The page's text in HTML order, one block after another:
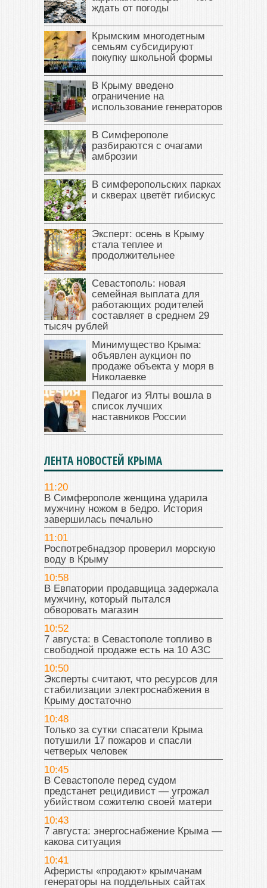
ждать от погоды
Крымским многодетным
семьям субсидируют
покупку школьной формы
В Крыму введено
ограничение на
использование генераторов
В Симферополе
разбираются с очагами
амброзии
В симферопольских парках
и скверах цветёт гибискус
Эксперт: осень в Крыму
стала теплее и
продолжительнее
Севастополь: новая
семейная выплата для
работающих родителей
составляет в среднем 29
тысяч рублей
Минимущество Крыма:
объявлен аукцион по
продаже объекта у моря в
Николаевке
Педагог из Ялты вошла в
список лучших
наставников России
ЛЕНТА НОВОСТЕЙ КРЫМА
11:20
В Симферополе женщина ударила
мужчину ножом в бедро. История
завершилась печально
11:01
Роспотребнадзор проверил морскую
воду в Крыму
10:58
В Евпатории продавщица задержала
мужчину, который пытался
обворовать магазин
10:52
7 августа: в Севастополе топливо в
свободной продаже есть на 10 АЗС
10:50
Эксперты считают, что ресурсов для
стабилизации электроснабжения в
Крыму достаточно
10:48
Только за сутки спасатели Крыма
потушили 17 пожаров и спасли
четверых человек
10:45
В Севастополе перед судом
предстанет рецидивист — угрожал
убийством сожителю своей матери
10:43
7 августа: энергоснабжение Крыма —
какова ситуация
10:41
Аферисты «продают» крымчанам
генераторы на поддельных сайтах